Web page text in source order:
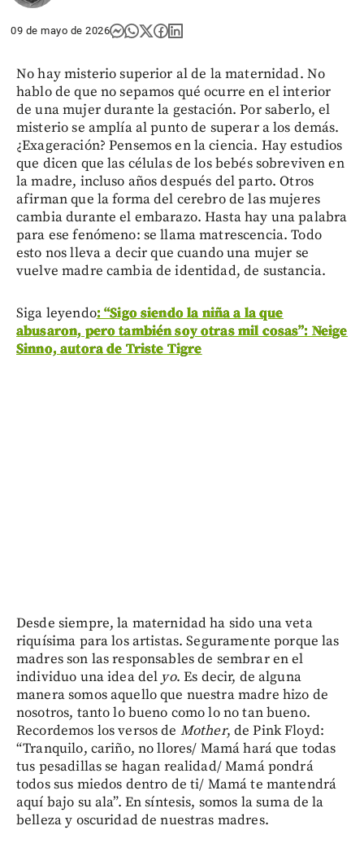
09 de mayo de 2026
No hay misterio superior al de la maternidad. No
hablo de que no sepamos qué ocurre en el interior
de una mujer durante la gestación. Por saberlo, el
misterio se amplía al punto de superar a los demás.
¿Exageración? Pensemos en la ciencia. Hay estudios
que dicen que las células de los bebés sobreviven en
la madre, incluso años después del parto. Otros
afirman que la forma del cerebro de las mujeres
cambia durante el embarazo. Hasta hay una palabra
para ese fenómeno: se llama matrescencia. Todo
esto nos lleva a decir que cuando una mujer se
vuelve madre cambia de identidad, de sustancia.
Siga leyendo: “Sigo siendo la niña a la que
abusaron, pero también soy otras mil cosas”: Neige
Sinno, autora de Triste Tigre
Desde siempre, la maternidad ha sido una veta
riquísima para los artistas. Seguramente porque las
madres son las responsables de sembrar en el
individuo una idea del yo. Es decir, de alguna
manera somos aquello que nuestra madre hizo de
nosotros, tanto lo bueno como lo no tan bueno.
Recordemos los versos de Mother, de Pink Floyd:
“Tranquilo, cariño, no llores/ Mamá hará que todas
tus pesadillas se hagan realidad/ Mamá pondrá
todos sus miedos dentro de ti/ Mamá te mantendrá
aquí bajo su ala”. En síntesis, somos la suma de la
belleza y oscuridad de nuestras madres.